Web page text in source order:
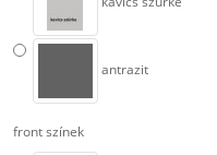
antrazit
front színek